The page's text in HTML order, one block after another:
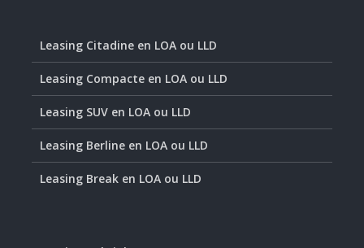
Leasing Citadine en LOA ou LLD
Leasing Compacte en LOA ou LLD
Leasing SUV en LOA ou LLD
Leasing Berline en LOA ou LLD
Leasing Break en LOA ou LLD